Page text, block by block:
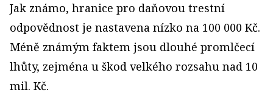
Jak známo, hranice pro daňovou trestní
odpovědnost je nastavena nízko na 100 000 Kč.
Méně známým faktem jsou dlouhé promlčecí
lhůty, zejména u škod velkého rozsahu nad 10
mil. Kč.